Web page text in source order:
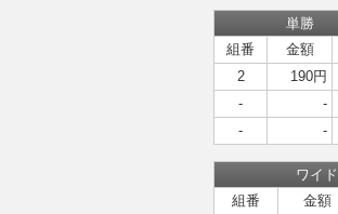
単勝
組番
金額
2
190円
-
-
-
-
ワイド
組番
金額